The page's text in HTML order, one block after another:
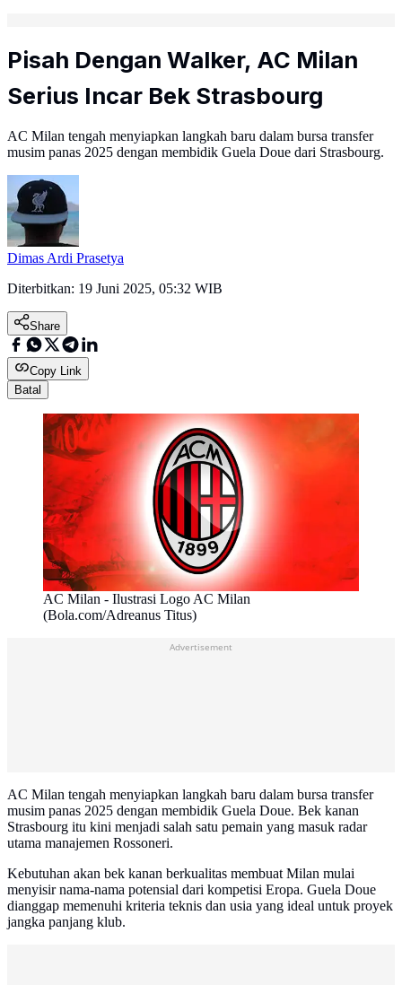
Pisah Dengan Walker, AC Milan
Serius Incar Bek Strasbourg
AC Milan tengah menyiapkan langkah baru dalam bursa transfer
musim panas 2025 dengan membidik Guela Doue dari Strasbourg.
Dimas Ardi Prasetya
Diterbitkan: 19 Juni 2025, 05:32 WIB
Share
Copy Link
Batal
AC Milan - Ilustrasi Logo AC Milan
(Bola.com/Adreanus Titus)
Advertisement
AC Milan tengah menyiapkan langkah baru dalam bursa transfer
musim panas 2025 dengan membidik Guela Doue. Bek kanan
Strasbourg itu kini menjadi salah satu pemain yang masuk radar
utama manajemen Rossoneri.
Kebutuhan akan bek kanan berkualitas membuat Milan mulai
menyisir nama-nama potensial dari kompetisi Eropa. Guela Doue
dianggap memenuhi kriteria teknis dan usia yang ideal untuk proyek
jangka panjang klub.